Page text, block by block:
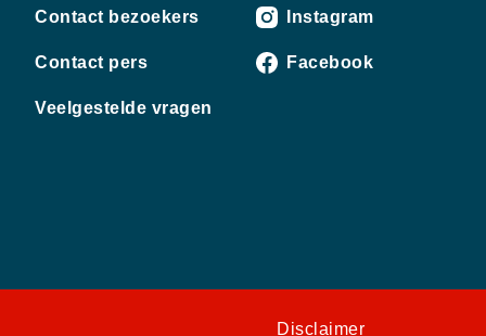
Contact bezoekers
Contact pers
Veelgestelde vragen
Instagram
Facebook
Disclaimer